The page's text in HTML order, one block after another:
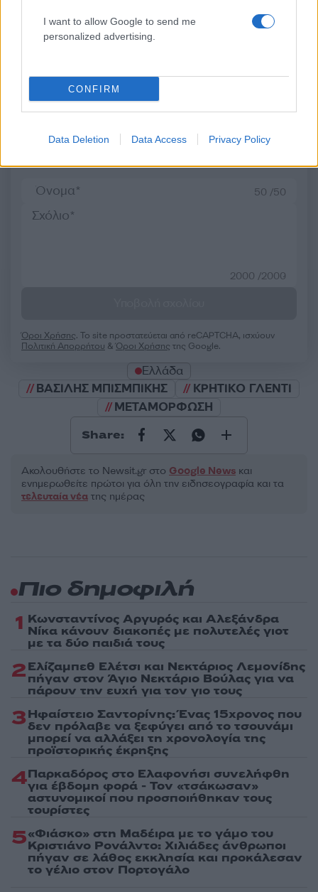
I want to allow Google to send me
personalized advertising.
CONFIRM
Data Deletion Data Access Privacy Policy
Σχόλια
Σχολίασε εδώ
50 /50
2000 /2000
Όροι Χρήσης. Το site προστατεύεται από reCAPTCHA, ισχύουν
Πολιτική Απορρήτου &Όροι Χρήσης της Google.
Ελλάδα
ΒΑΣΙΛΗΣ ΜΠΙΣΜΠΙΚΗΣ
ΚΡΗΤΙΚΟ ΓΛΕΝΤΙ
ΜΕΤΑΜΟΡΦΩΣΗ
Share:
Ακολουθήστε το Νewsit.gr στο Google News και
ενημερωθείτε πρώτοι για όλη την ειδησεογραφία και τα
τελευταία νέα της ημέρας
κάνουν μπάνιο
Πιο δημοφιλή
1 Κωνσταντίνος Αργυρός και Αλεξάνδρα
Νίκα κάνουν διακοπές με πολυτελές γιοτ
με τα δύο παιδιά τους
2Ελίζαμπεθ Ελέτσι και Νεκτάριος Λεμονίδης
πήγαν στον Άγιο Νεκτάριο Βούλας για να
πάρουν την ευχή για τον γιο τους
3Ηφαίστειο Σαντορίνης: Ένας 15χρονος που
δεν πρόλαβε να ξεφύγει από το τσουνάμι
μπορεί να αλλάξει τη χρονολογία της
προϊστορικής έκρηξης
4Παρκαδόρος στο Ελαφονήσι συνελήφθη
για έβδομη φορά - Τον «τσάκωσαν»
αστυνομικοί που προσποιήθηκαν τους
τουρίστες
5«Φιάσκο» στη Μαδέιρα με το γάμο του
Κριστιάνο Ρονάλντο: Χιλιάδες άνθρωποι
πήγαν σε λάθος εκκλησία και προκάλεσαν
το γέλιο στον Πορτογάλο